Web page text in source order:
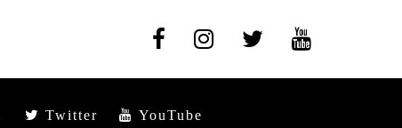
Twitter YouTube